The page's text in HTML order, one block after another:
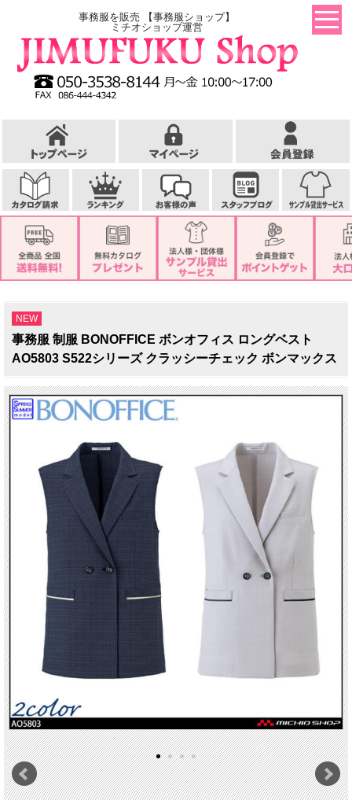
事務服を販売 【事務服ショップ】
ミチオショップ運営
NEW
事務服 制服 BONOFFICE ボンオフィス ロングベスト
AO5803 S522シリーズ クラッシーチェック ボンマックス